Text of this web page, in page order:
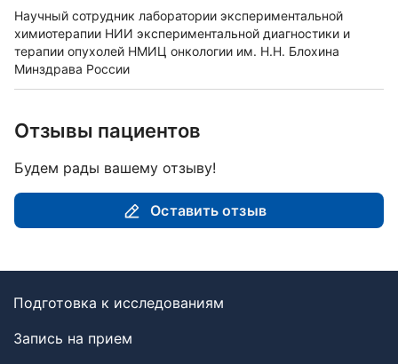
Научный сотрудник лаборатории экспериментальной
химиотерапии НИИ экспериментальной диагностики и
терапии опухолей НМИЦ онкологии им. Н.Н. Блохина
Минздрава России
Отзывы пациентов
Будем рады вашему отзыву!
Оставить отзыв
Подготовка к исследованиям
Запись на прием